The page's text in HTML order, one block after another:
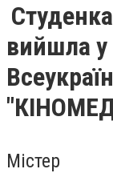
вийшла у